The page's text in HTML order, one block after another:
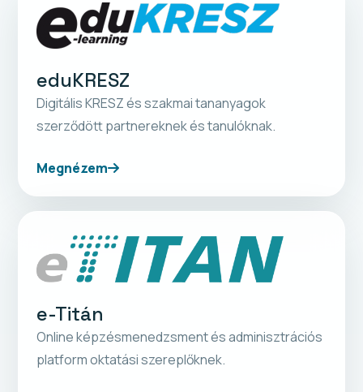
eduKRESZ
Digitális KRESZ és szakmai tananyagok
szerződött partnereknek és tanulóknak.
Megnézem
e-Titán
Online képzésmenedzsment és adminisztrációs
platform oktatási szereplőknek.